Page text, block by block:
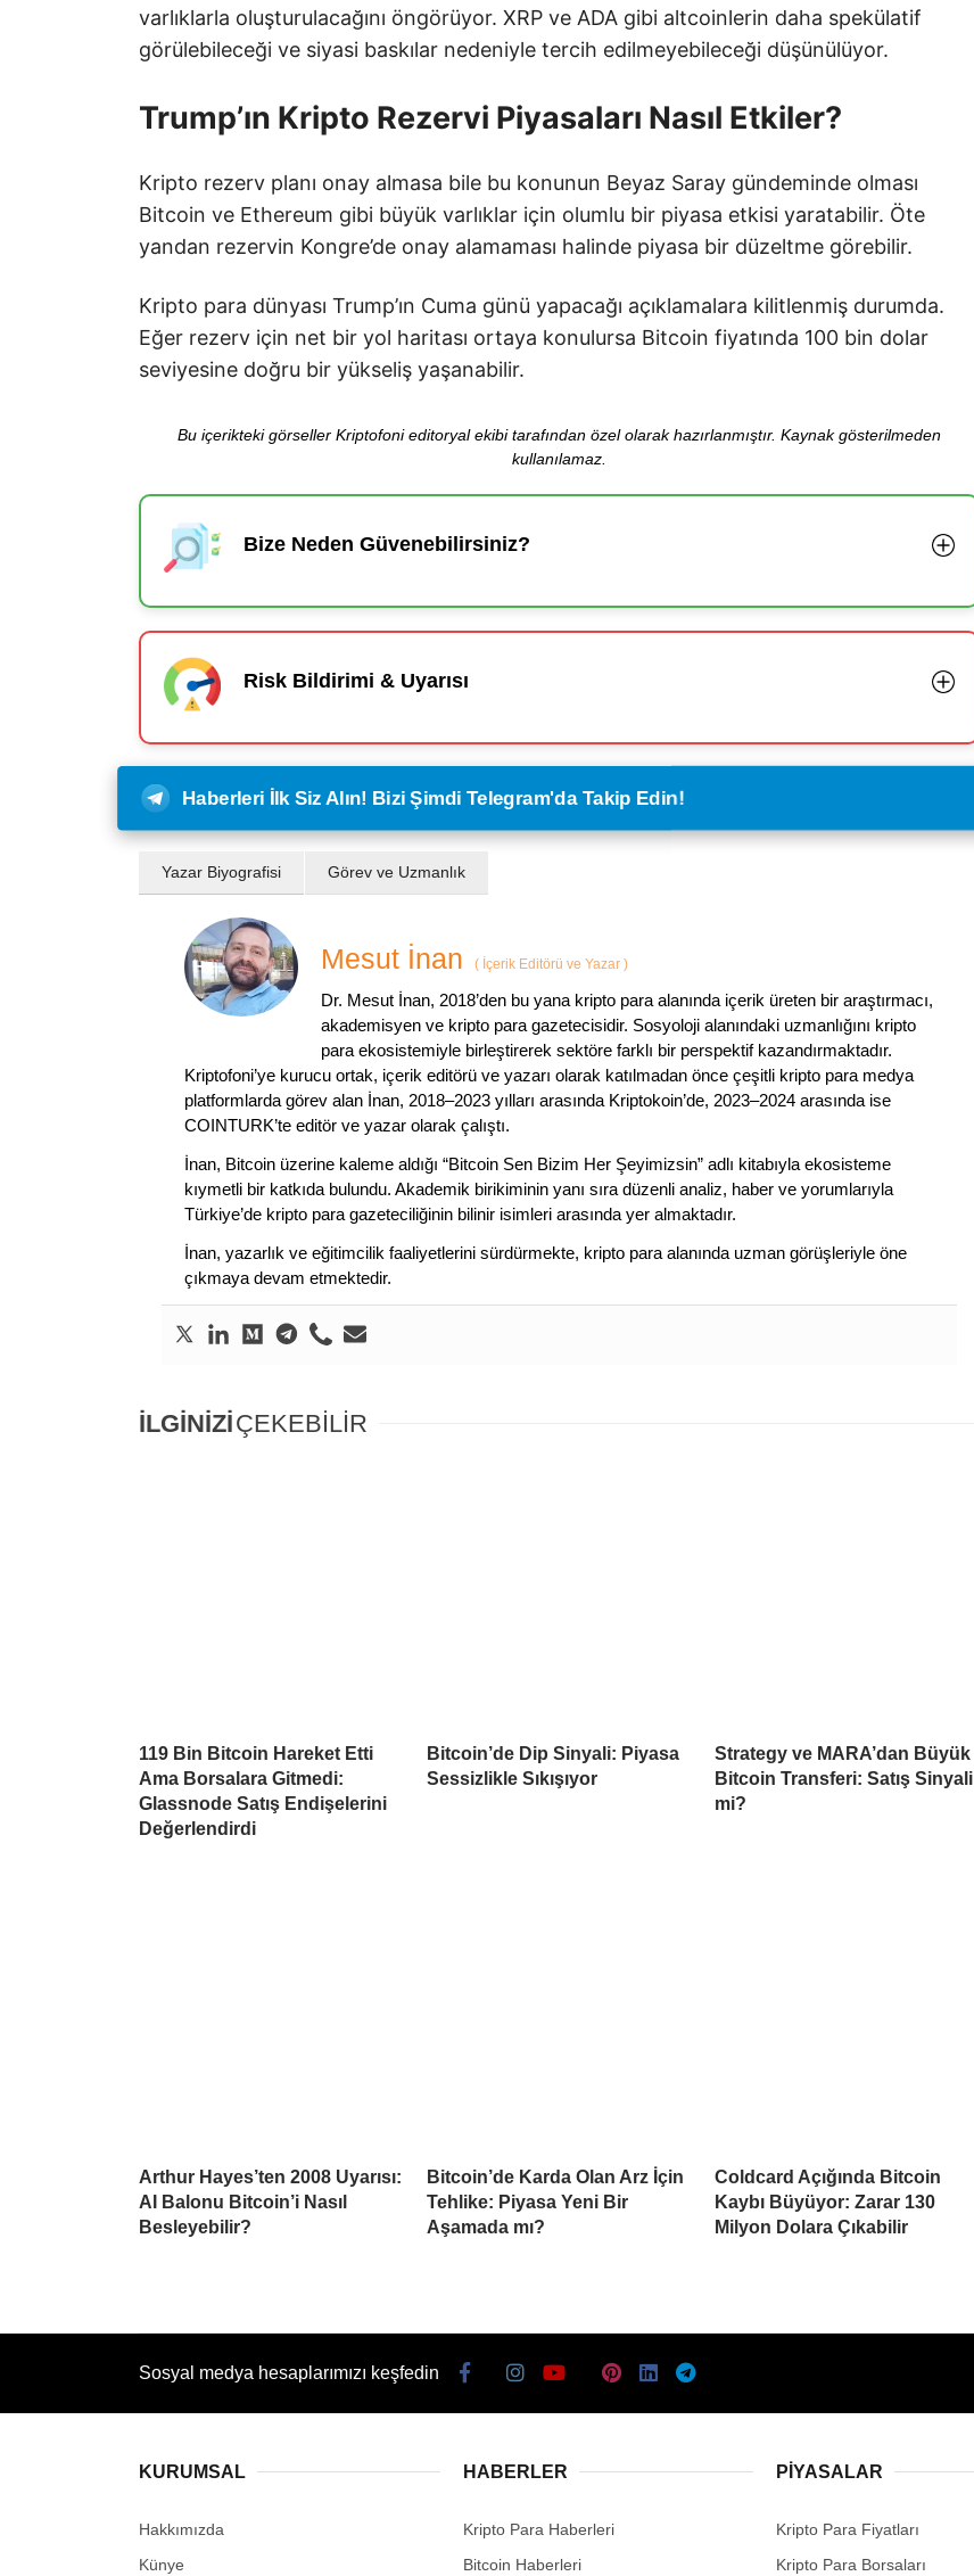
varlıklarla oluşturulacağını öngörüyor. XRP ve ADA gibi altcoinlerin daha spekülatif
görülebileceği ve siyasi baskılar nedeniyle tercih edilmeyebileceği düşünülüyor.
Trump’ın Kripto Rezervi Piyasaları Nasıl Etkiler?
Kripto rezerv planı onay almasa bile bu konunun Beyaz Saray gündeminde olması
Bitcoin ve Ethereum gibi büyük varlıklar için olumlu bir piyasa etkisi yaratabilir. Öte
yandan rezervin Kongre’de onay alamaması halinde piyasa bir düzeltme görebilir.
Kripto para dünyası Trump’ın Cuma günü yapacağı açıklamalara kilitlenmiş durumda.
Eğer rezerv için net bir yol haritası ortaya konulursa Bitcoin fiyatında 100 bin dolar
seviyesine doğru bir yükseliş yaşanabilir.
Bu içerikteki görseller Kriptofoni editoryal ekibi tarafından özel olarak hazırlanmıştır. Kaynak gösterilmeden
kullanılamaz.
Bize Neden Güvenebilirsiniz?
Risk Bildirimi & Uyarısı
Haberleri İlk Siz Alın! Bizi Şimdi Telegram'da Takip Edin!
Yazar Biyografisi Görev ve Uzmanlık
Mesut İnan ( İçerik Editörü ve Yazar )
Dr. Mesut İnan, 2018’den bu yana kripto para alanında içerik üreten bir araştırmacı,
akademisyen ve kripto para gazetecisidir. Sosyoloji alanındaki uzmanlığını kripto
para ekosistemiyle birleştirerek sektöre farklı bir perspektif kazandırmaktadır.
Kriptofoni’ye kurucu ortak, içerik editörü ve yazarı olarak katılmadan önce çeşitli kripto para medya
platformlarda görev alan İnan, 2018–2023 yılları arasında Kriptokoin’de, 2023–2024 arasında ise
COINTURK’te editör ve yazar olarak çalıştı.
İnan, Bitcoin üzerine kaleme aldığı “Bitcoin Sen Bizim Her Şeyimizsin” adlı kitabıyla ekosisteme
kıymetli bir katkıda bulundu. Akademik birikiminin yanı sıra düzenli analiz, haber ve yorumlarıyla
Türkiye’de kripto para gazeteciliğinin bilinir isimleri arasında yer almaktadır.
İnan, yazarlık ve eğitimcilik faaliyetlerini sürdürmekte, kripto para alanında uzman görüşleriyle öne
çıkmaya devam etmektedir.
İLGİNİZİÇEKEBİLİR
119 Bin Bitcoin Hareket Etti
Ama Borsalara Gitmedi:
Glassnode Satış Endişelerini
Değerlendirdi
Bitcoin’de Dip Sinyali: Piyasa
Sessizlikle Sıkışıyor
Strategy ve MARA’dan Büyük
Bitcoin Transferi: Satış Sinyali
mi?
Arthur Hayes’ten 2008 Uyarısı:
AI Balonu Bitcoin’i Nasıl
Besleyebilir?
Bitcoin’de Karda Olan Arz İçin
Tehlike: Piyasa Yeni Bir
Aşamada mı?
Coldcard Açığında Bitcoin
Kaybı Büyüyor: Zarar 130
Milyon Dolara Çıkabilir
Sosyal medya hesaplarımızı keşfedin
KURUMSAL
Hakkımızda
Künye
HABERLER
Kripto Para Haberleri
Bitcoin Haberleri
PIYASALAR
Kripto Para Fiyatları
Kripto Para Borsaları